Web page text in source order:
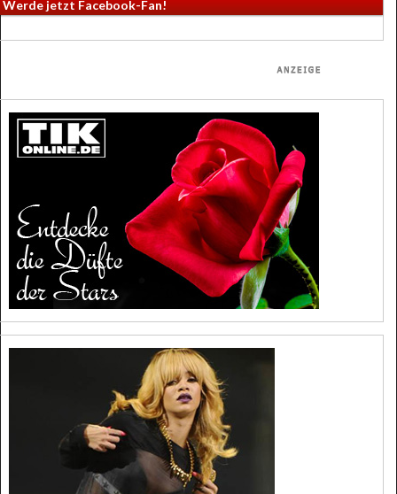
Werde jetzt Facebook-Fan!